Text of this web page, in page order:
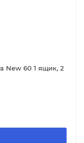
New 60 1 ящик, 2